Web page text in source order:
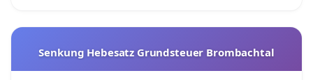
Senkung Hebesatz Grundsteuer Brombachtal